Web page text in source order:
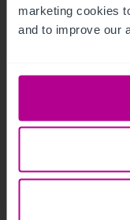
marketing cookies
and to improve our
Publikationen Hotels